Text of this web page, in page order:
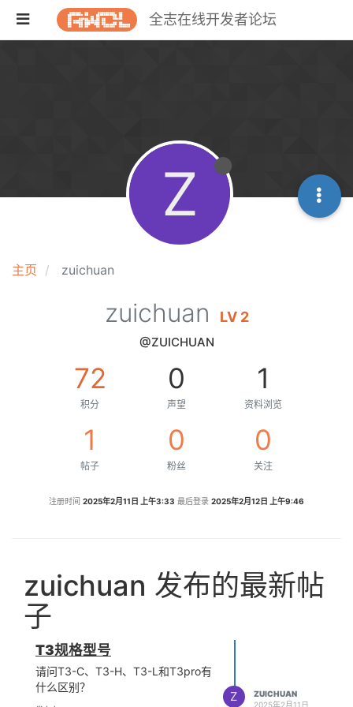
全志在线开发者论坛
主页 zuichuan
Z
zuichuan LV 2
@ZUICHUAN
72
积分
0
声望
1
资料浏览
1
帖子
0
粉丝
0
关注
注册时间 2025年2月11日 上午3:33 最后登录 2025年2月12日 上午9:46
zuichuan 发布的最新帖
子
T3规格型号
请问T3-C、T3-H、T3-L和T3pro有
什么区别？
Z
ZUICHUAN
2025年2月11日